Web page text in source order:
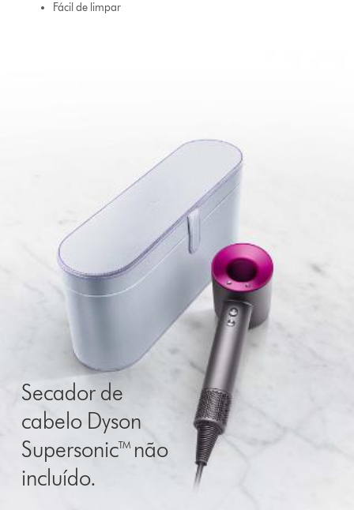
Fácil de limpar
Secador de
cabelo Dyson
Supersonic™ não
incluído.